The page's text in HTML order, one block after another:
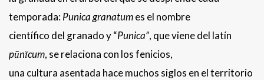
temporada:Punica granatumes el nombre
científico del granado y “Punica”, que viene del latín
pūnĭcum, se relaciona con los fenicios,
una cultura asentada hace muchos siglos en el territorio